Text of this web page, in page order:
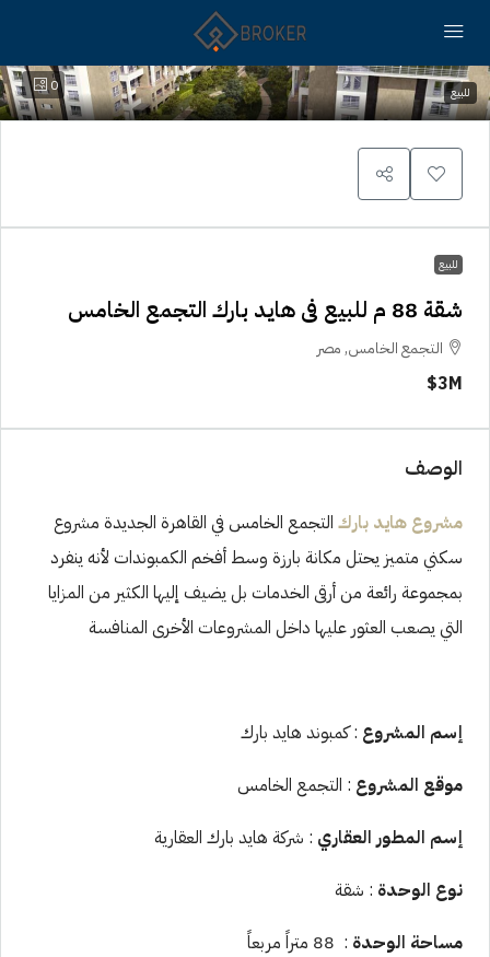
0 للبيع
للبيع
شقة 88 م للبيع فى هايد بارك التجمع الخامس
التجمع الخامس, مصر
3M$
الوصف
مشروع هايد بارك التجمع الخامس في القاهرة الجديدة مشروع
سكني متميز يحتل مكانة بارزة وسط أفخم الكمبوندات لأنه ينفرد
بمجموعة رائعة من أرقى الخدمات بل يضيف إليها الكثير من المزايا
التي يصعب العثور عليها داخل المشروعات الأخرى المنافسة
إسم المشروع : كمبوند هايد بارك
موقع المشروع : التجمع الخامس
إسم المطور العقاري : شركة هايد بارك العقارية
نوع الوحدة : شقة
مساحة الوحدة : 88 متراً مربعاً